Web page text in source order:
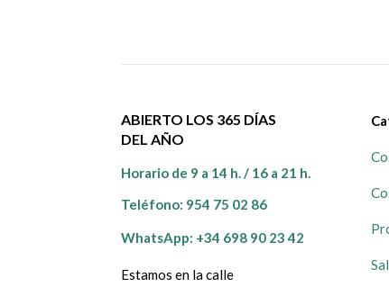
ABIERTO LOS 365 DÍAS
DEL AÑO
Horario de 9 a 14 h. / 16 a 21 h.
Teléfono: 954 75 02 86
WhatsApp: +34 698 90 23 42
Estamos en la calle